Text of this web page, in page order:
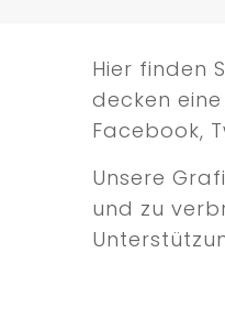
Hier finden
decken
Facebook,
Unsere
und zu